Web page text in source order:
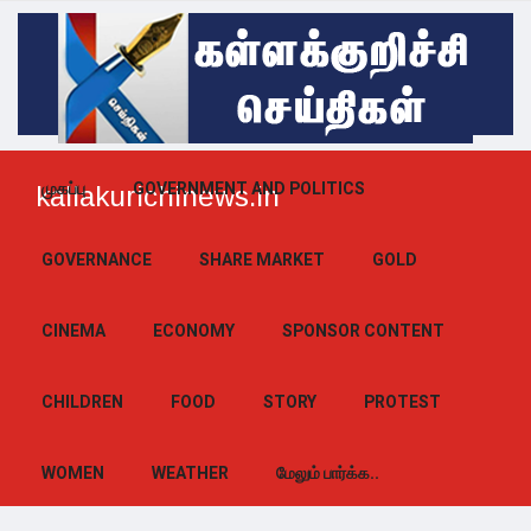
kallakurichinews.in
முகப்பு GOVERNMENT AND POLITICS
GOVERNANCE SHARE MARKET GOLD
CINEMA ECONOMY SPONSOR CONTENT
CHILDREN FOOD STORY PROTEST
WOMEN WEATHER மேலும் பார்க்க..